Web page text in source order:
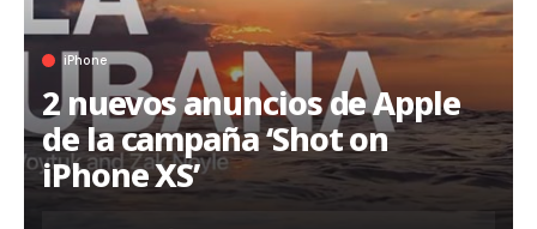
iPhone
2 nuevos anuncios de Apple
de la campaña ‘Shot on
iPhone XS’